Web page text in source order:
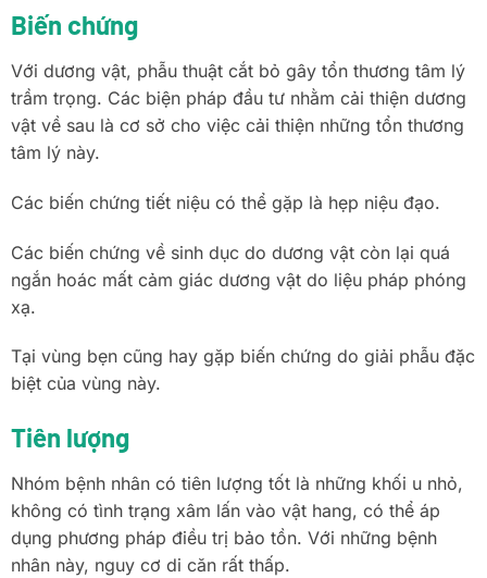
Biến chứng
Với dương vật, phẫu thuật cắt bỏ gây tổn thương tâm lý
trầm trọng. Các biện pháp đầu tư nhằm cải thiện dương
vật về sau là cơ sở cho việc cải thiện những tổn thương
tâm lý này.
Các biến chứng tiết niệu có thể gặp là hẹp niệu đạo.
Các biến chứng về sinh dục do dương vật còn lại quá
ngắn hoác mất cảm giác dương vật do liệu pháp phóng
xạ.
Tại vùng bẹn cũng hay gặp biến chứng do giải phẫu đặc
biệt của vùng này.
Tiên lượng
Nhóm bệnh nhân có tiên lượng tốt là những khối u nhỏ,
không có tình trạng xâm lấn vào vật hang, có thể áp
dụng phương pháp điều trị bảo tồn. Với những bệnh
nhân này, nguy cơ di căn rất thấp.